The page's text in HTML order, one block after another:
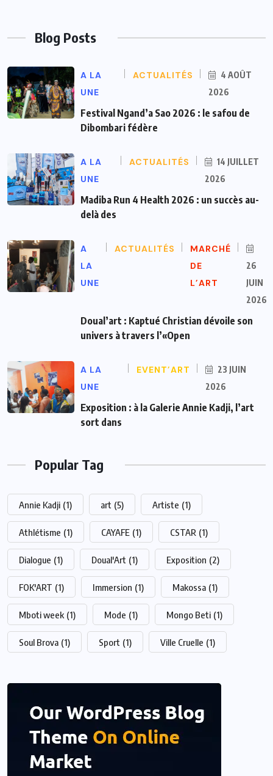
Blog Posts
A LA
UNE
ACTUALITÉS
4 AOÛT
2026
Festival Ngand’a Sao 2026 : le safou de
Dibombari fédère
A LA
UNE
ACTUALITÉS
14 JUILLET
2026
Madiba Run 4 Health 2026 : un succès au-
delà des
A
LA
UNE
ACTUALITÉS
MARCHÉ
DE
L’ART
26
JUIN
2026
Doual’art : Kaptué Christian dévoile son
univers à travers l’«Open
A LA
UNE
EVENT’ART
23 JUIN
2026
Exposition : à la Galerie Annie Kadji, l’art
sort dans
Popular Tag
Annie Kadji (1) art (5) Artiste (1)
Athlétisme (1) CAYAFE (1) CSTAR (1)
Dialogue (1) Doual'Art (1) Exposition (2)
FOK'ART (1) Immersion (1) Makossa (1)
Mboti week (1) Mode (1) Mongo Beti (1)
Soul Brova (1) Sport (1) Ville Cruelle (1)